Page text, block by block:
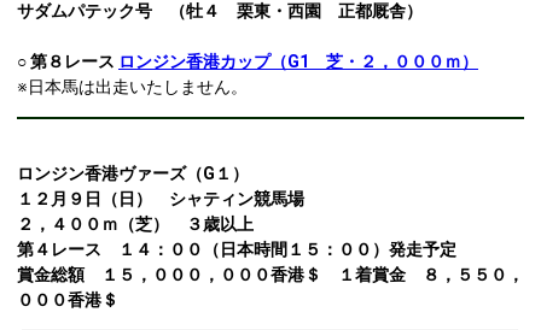
サダムパテック号 （牡４ 栗東・西園 正都厩舎）
○ 第８レース ロンジン香港カップ（G1 芝・２，０００ｍ）
※日本馬は出走いたしません。
ロンジン香港ヴァーズ（G１）
１２月９日（日） シャティン競馬場
２，４００ｍ（芝） ３歳以上
第４レース １４：００（日本時間１５：００）発走予定
賞金総額 １５，０００，０００香港＄ １着賞金 ８，５５０，
０００香港＄